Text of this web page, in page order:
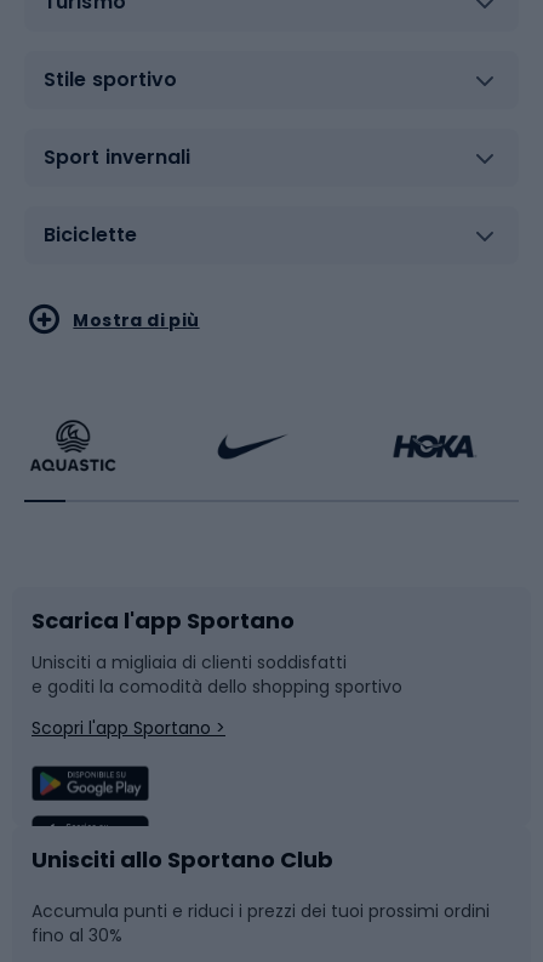
Stile sportivo
Sport invernali
Biciclette
Sport acquatici
Bikepacking
Bushcraft
Corsa
Sport di squadra
Caschi da ciclismo
Skitouring
Sport di arti marziali
Sport con le racchette
Slitte e slittini
Snowboard
Camminata nordica
Nuoto
Pattinaggio
Mostra di più
Scarica l'app Sportano
Unisciti a migliaia di clienti soddisfatti
e goditi la comodità dello shopping sportivo
Scopri l'app Sportano >
Unisciti allo Sportano Club
Accumula punti e riduci i prezzi dei tuoi prossimi ordini
fino al 30%